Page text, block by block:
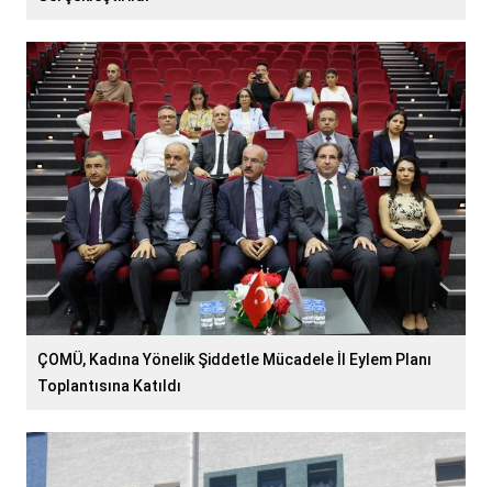
ÇOMÜ, Kadına Yönelik Şiddetle Mücadele İl Eylem Planı
Toplantısına Katıldı